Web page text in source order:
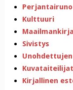
Perjantairuno
Kulttuuri
Sivistys
Kuvataiteilijat
Kirjallinen